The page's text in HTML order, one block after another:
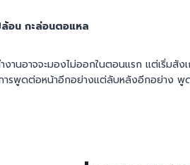
อน กะล่อนตอแหล
านอาจจะมองไม่ออกในตอนแรก แต่เริ่มสัง
รพูดต่อหน้าอีกอย่างแต่ลับหลังอีกอย่าง พู